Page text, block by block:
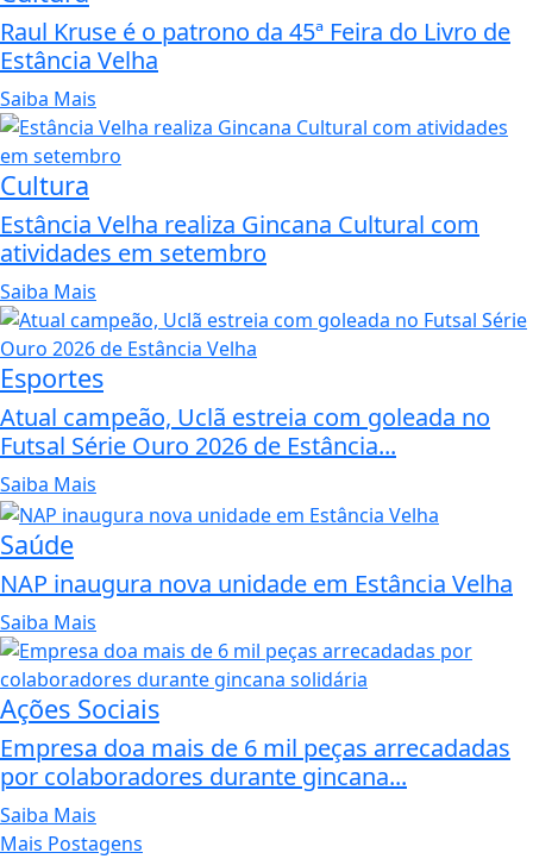
Raul Kruse é o patrono da 45ª Feira do Livro de
Estância Velha
Saiba Mais
Cultura
Estância Velha realiza Gincana Cultural com
atividades em setembro
Saiba Mais
Esportes
Atual campeão, Uclã estreia com goleada no
Futsal Série Ouro 2026 de Estância...
Saiba Mais
Saúde
NAP inaugura nova unidade em Estância Velha
Saiba Mais
Ações Sociais
Empresa doa mais de 6 mil peças arrecadadas
por colaboradores durante gincana...
Saiba Mais
Mais Postagens